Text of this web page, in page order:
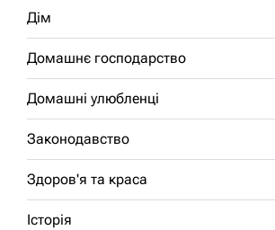
Дім
Домашнє господарство
Домашні улюбленці
Законодавство
Здоров'я та краса
Історія